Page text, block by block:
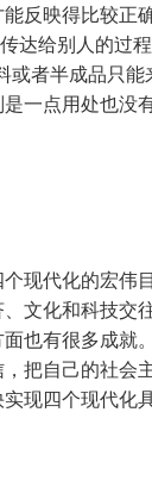
反映得比较正
达给别人的过
或者半成品只
一点用处也没
现代化的宏伟
文化和科技交
也有很多成就
把自己的社会
现四个现代化